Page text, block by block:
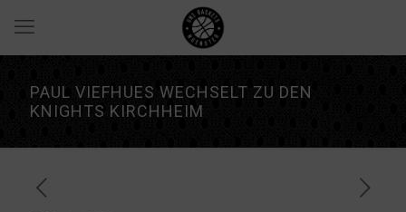
PAUL VIEFHUES WECHSELT ZU DEN
KNIGHTS KIRCHHEIM